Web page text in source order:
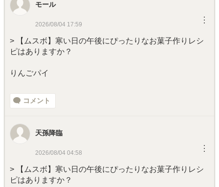
モール
2026/08/04 17:59 ︙
> 【ムスボ】寒い日の午後にぴったりなお菓子作りレシ
ピはありますか？
りんごパイ
コメント
天孫降臨
2026/08/04 04:58 ︙
> 【ムスボ】寒い日の午後にぴったりなお菓子作りレシ
ピはありますか？